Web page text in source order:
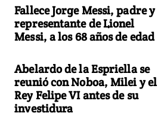
Fallece Jorge Messi, padre y
representante de Lionel
Messi, a los 68 años de edad
Abelardo de la Espriella se
reunió con Noboa, Milei y el
Rey Felipe VI antes de su
investidura